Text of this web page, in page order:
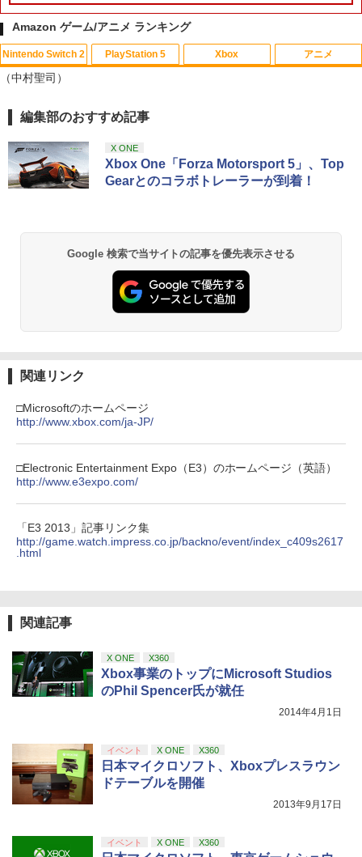
ウェイクニング]
￥5,420
Amazon ゲーム/アニメ ランキング
Nintendo Switch 2
1
スプラトゥーン レイダース|オンライン
￥5,832
2 スプラトゥーン レイダース -Switch2
￥6,455
ンラインコード版
5
PlayStation 5
1
PlayStation 5 デジタル・エディション
ese only (CFI-2200B01)
￥55,000
Beast of Reincarnation -PS5 【特典】
プロダクトコード 封入
￥7,286
トローラー ミッドナイト ブラック(CFI-
ZCT2J01)
￥10,737
Xbox
1
【純正品】Xbox ワイヤレス コントロー
￥8,300
ルコード 【旧 Xbox ギフトカード】 [オ
ンラインコード]
￥5,000
￥2,618
5
アニメ
1
【Amazon.co.jp限定】劇場版モノノ怪
ナル三方背収納ケース付きコレクション)
(オリジナル特典:オリジナル巾着＋メー
カー特典:【坤と離】二振りの剣、十翼よ
り来たる！スタジオ描き下ろしイラスト
￥10,780
劇場版「鬼滅の刃」無限城編 第一章 猗
窩座再来 通常版 [Blu-ray]
￥3,964
3
劇場版「鬼滅の刃」無限城編 第一章 猗
窩座再来 通常版 [DVD]
￥3,523
窩座再来 完全生産限定版 [Blu-ray]
巾着＋メーカー特典:【坤と離】二振りの
剣、十翼より来たる！スタジオ描き下ろ
しイラストボード付) [DVD]
（中村聖司）
編集部のおすすめ記事
X ONE
Xbox One「Forza Motorsport 5」、Top
Gearとのコラボトレーラーが到着！
Google 検索で当サイトの記事を優先表示させる
関連リンク
□Microsoftのホームページ
http://www.xbox.com/ja-JP/
□Electronic Entertainment Expo（E3）のホームページ（英語）
http://www.e3expo.com/
「E3 2013」記事リンク集
http://game.watch.impress.co.jp/backno/event/index_c409s2617
.html
関連記事
X ONE X360
Xbox事業のトップにMicrosoft Studios
のPhil Spencer氏が就任
2014年4月1日
イベント X ONE X360
日本マイクロソフト、Xboxプレスラウン
ドテーブルを開催
2013年9月17日
イベント X ONE X360